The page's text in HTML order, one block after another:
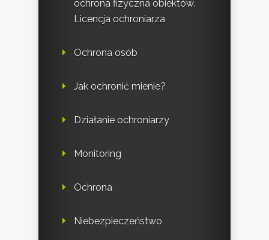
ochrona fizyczna obiektów.
Licencja ochroniarza
Ochrona osób
Jak ochronić mienie?
Działanie ochroniarzy
Monitoring
Ochrona
Niebezpieczeństwo